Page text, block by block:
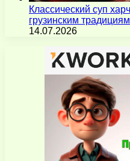
Классический суп
грузинским традициям
14.07.2026